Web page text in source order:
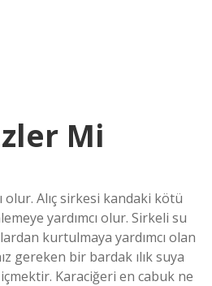
Mi
olur. Alıç sirkesi kandaki kötü
yardımcı olur. Sirkeli su
kurtulmaya yardımcı olan
gereken bir bardak ılık suya
Karaciğeri en cabuk ne